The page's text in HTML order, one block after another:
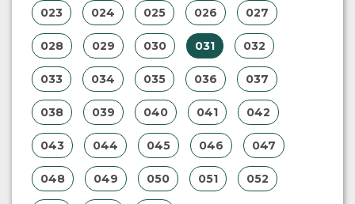
023 024 025 026 027
028 029 030 031 032
033 034 035 036 037
038 039 040 041 042
043 044 045 046 047
048 049 050 051 052